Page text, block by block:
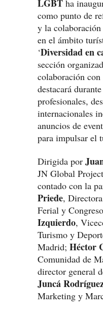
LGBT ha
como punto de
y la
en el ámbito
‘Diversidad en
sección
colaboración con
destacará
profesionales,
internacionales
anuncios de
para impulsar el
Dirigida por
JN Global
contado con la
Priede,
Ferial y
Izquierdo,
Turismo y
Madrid; Héctor
Comunidad de
director general
Juncá
Marketing y